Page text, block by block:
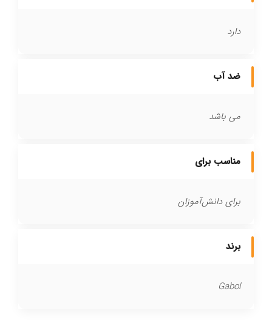
دارد
ضد آب
می باشد
مناسب برای
برای دانش‌آموزان
برند
Gabol